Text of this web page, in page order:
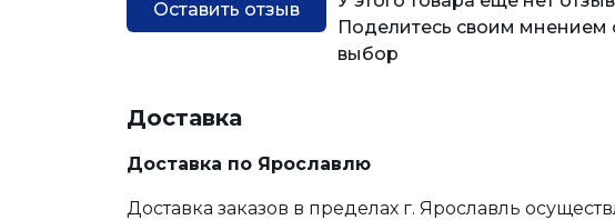
Оставить отзыв
Поделитесь своим мнением
выбор
Доставка
Доставка по Ярославлю
Доставка заказов в пределах г. Ярославль